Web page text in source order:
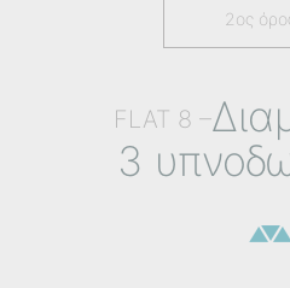
2ος
FLAT 8 –
3